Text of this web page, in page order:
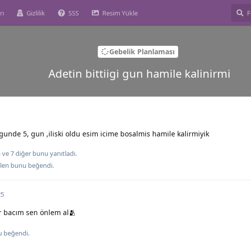
Gizlilik SSS Resim Yükle
Gebelik Planlaması
Adetin bittiigi gun hamile kalinirmi
5, gun ,iliski oldu esim icime bosalmis hamile kalirmiyik
ve7diğer bunu yanıtladı.
bunu beğendi.
sen önlem al🫂
beğendi.